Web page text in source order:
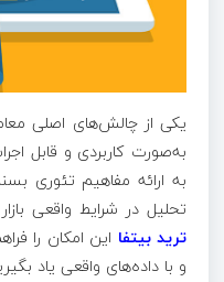
یکی از چالش‌های اصلی
به‌صورت کاربردی و قابل
به ارائه مفاهیم تئوری
تحلیل در شرایط واقعی
ترید بیتفا این امکان را
و با داده‌های واقعی یاد